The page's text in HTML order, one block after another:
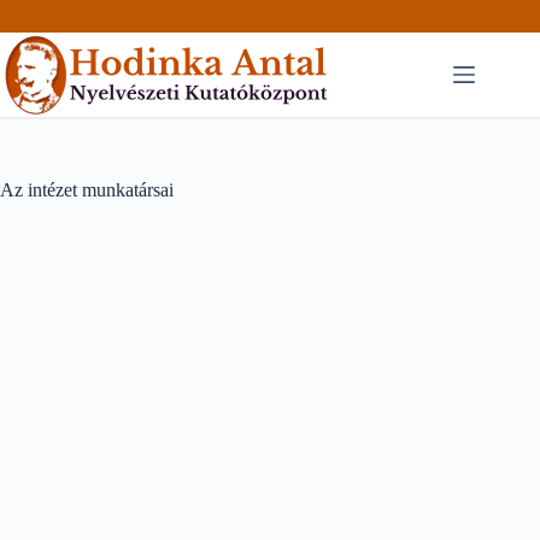
to
content
Az intézet munkatársai